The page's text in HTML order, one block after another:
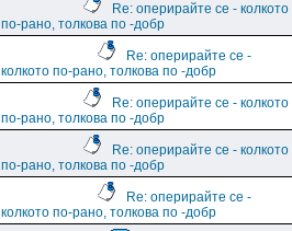
Re: оперирайте се - колкото
по-рано, толкова по -добр
Re: оперирайте се -
колкото по-рано, толкова по -добр
Re: оперирайте се - колкото
по-рано, толкова по -добр
Re: оперирайте се - колкото
по-рано, толкова по -добр
Re: оперирайте се -
колкото по-рано, толкова по -добр